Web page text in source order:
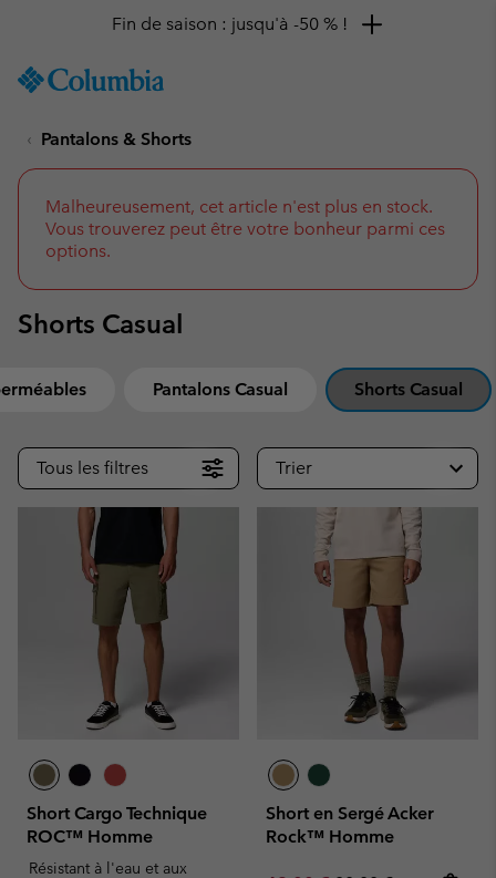
TO
SKIP
NAV
SKIP
TO
SEARCH
Fin de saison : jusqu'à -50 % !
Pantalons & Shorts
Malheureusement, cet article n'est plus en stock.
Vous trouverez peut être votre bonheur parmi ces
options.
Shorts Casual
Pantalons Casual Shorts Casual
Tous les filtres Trier
Short Cargo Technique
ROC™ Homme
Résistant à l'eau et aux
Short en Sergé Acker
Rock™ Homme